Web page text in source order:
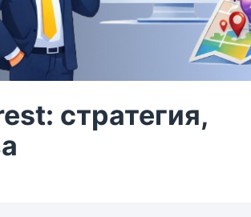
стратегия,